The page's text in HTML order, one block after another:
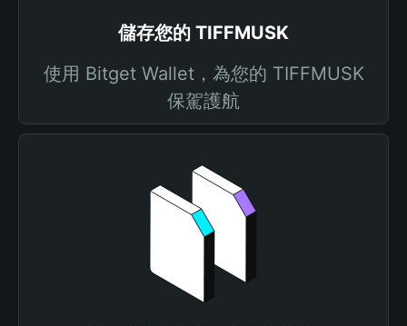
儲存您的 TIFFMUSK
使用 Bitget Wallet，為您的 TIFFMUSK
保駕護航